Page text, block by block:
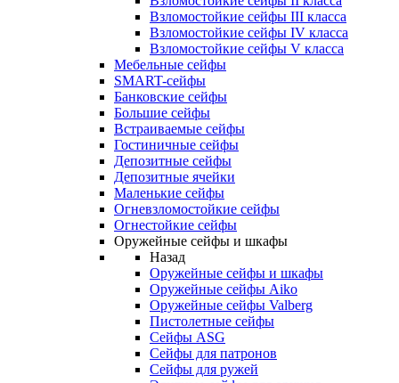
Взломостойкие сейфы III класса
Взломостойкие сейфы IV класса
Взломостойкие сейфы V класса
Мебельные сейфы
SMART-сейфы
Банковские сейфы
Большие сейфы
Встраиваемые сейфы
Гостиничные сейфы
Депозитные сейфы
Депозитные ячейки
Маленькие сейфы
Огневзломостойкие сейфы
Огнестойкие сейфы
Оружейные сейфы и шкафы
Назад
Оружейные сейфы и шкафы
Оружейные сейфы Aiko
Оружейные сейфы Valberg
Пистолетные сейфы
Сейфы ASG
Сейфы для патронов
Сейфы для ружей